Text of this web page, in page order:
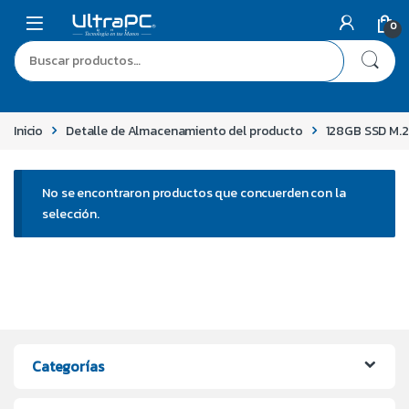
0
Inicio Detalle de Almacenamiento del producto 128GB SSD
No se encontraron productos que concuerden con la
selección.
Categorías